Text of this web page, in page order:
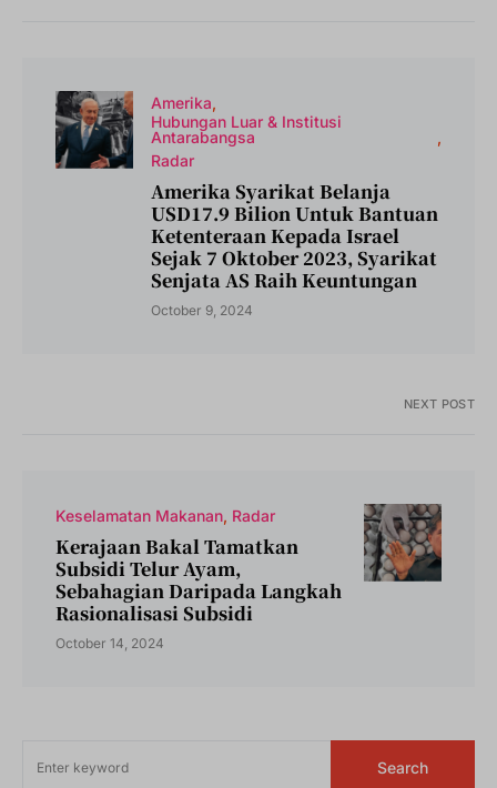
Amerika
Hubungan Luar & Institusi
Antarabangsa
Radar
Amerika Syarikat Belanja
USD17.9 Bilion Untuk Bantuan
Ketenteraan Kepada Israel
Sejak 7 Oktober 2023, Syarikat
Senjata AS Raih Keuntungan
October 9, 2024
NEXT POST
Keselamatan Makanan Radar
Kerajaan Bakal Tamatkan
Subsidi Telur Ayam,
Sebahagian Daripada Langkah
Rasionalisasi Subsidi
October 14, 2024
Search